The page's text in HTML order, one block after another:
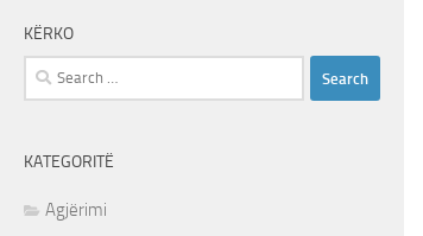
KËRKO
Search
for:
KATEGORITË
Agjërimi